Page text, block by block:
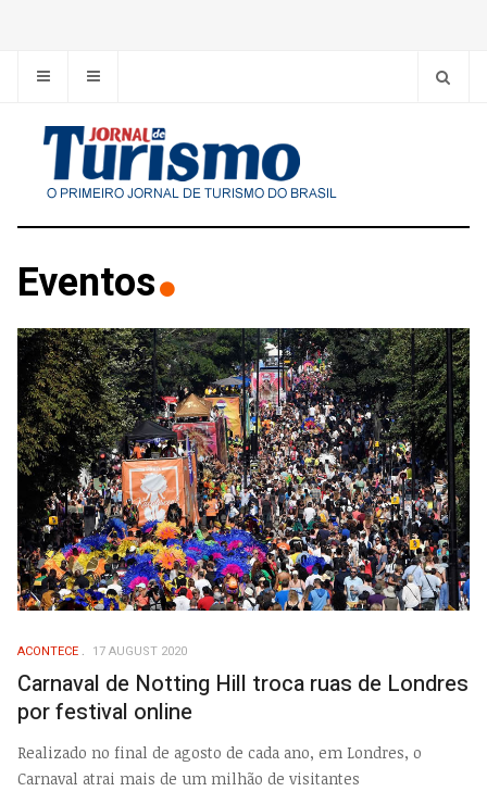
Eventos
ACONTECE 17 AUGUST 2020
Carnaval de Notting Hill troca ruas de Londres
por festival online
Realizado no final de agosto de cada ano, em Londres, o
Carnaval atrai mais de um milhão de visitantes